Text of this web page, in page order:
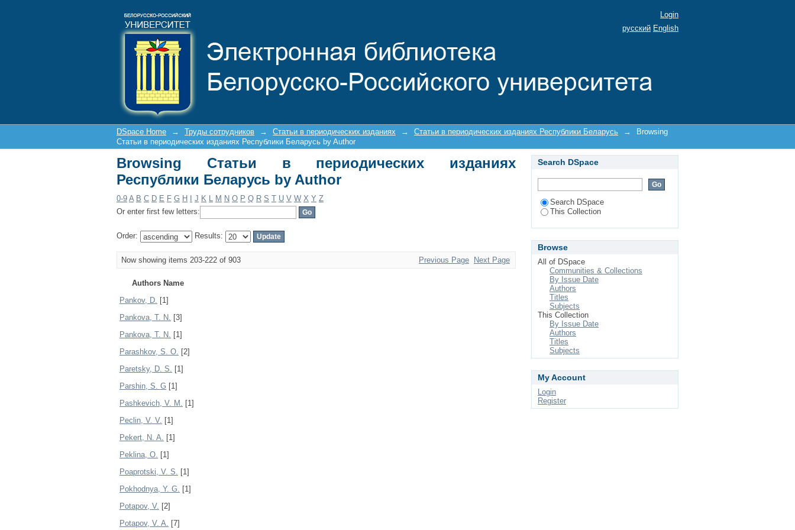
Login
русский English
DSpace Home → Труды сотрудников → Статьи в периодических изданиях → Статьи в периодических изданиях Республики Беларусь →
Browsing
Статьи в периодических изданиях Республики Беларусь by Author
Browsing Статьи в периодических изданиях
Республики Беларусь by Author
0-9 A B C D E F G H J K L M N O P Q R S T U V W X Y Z
Or enter first few letters:
Order: Results:
Now showing items 203-222 of 903 Previous Page Next Page
Authors Name
Pankov, D. [1]
Pankova, T. N. [3]
Pankovа, T. N. [1]
Parashkov, S. O. [2]
Paretsky, D. S. [1]
Parshin, S. G [1]
Pashkevich, V. M. [1]
Peclin, V. V. [1]
Pekert, N. A. [1]
Peklina, O. [1]
Poaprotski, V. S. [1]
Pokhodnya, Y. G. [1]
Potapov, V. [2]
Potapov, V. A. [7]
Search DSpace
Search DSpace
This Collection
Browse
All of DSpace
Communities & Collections
By Issue Date
Authors
Titles
Subjects
This Collection
By Issue Date
Authors
Titles
Subjects
My Account
Login
Register